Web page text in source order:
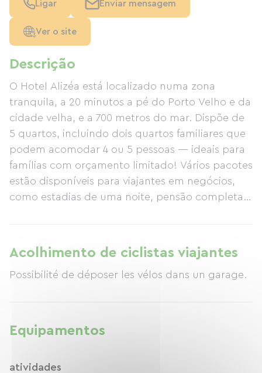
Descrição
O Hotel Alizéa está localizado numa zona
tranquila, a 20 minutos a pé do Porto Velho e da
cidade velha, e a 700 metros do mar. Dispõe de
5 quartos, incluindo dois quartos familiares que
podem acomodar 4 ou 5 pessoas — ideais para
famílias com orçamento limitado! Vários pacotes
estão disponíveis para viajantes em negócios,
como estadias de uma noite, pensão completa e
acessíveis.
Acolhimento de ciclistas viajantes
Possibilité de déposer les vélos dans un garage.
Equipamentos
atividades
Ligar Enviar mensagem
Ver o site